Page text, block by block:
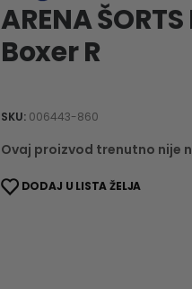
ARENA
Boxer R
SKU: 006443-860
Ovaj proizvod trenutno nije
DODAJ U LISTA ŽELJA